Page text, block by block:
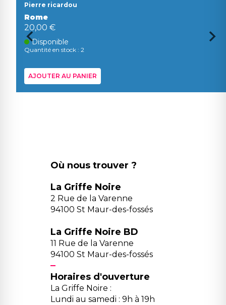
Pierre ricardou
Rome
20,00 €
Disponible
Quantité en stock : 2
AJOUTER AU PANIER
Où nous trouver ?
La Griffe Noire
2 Rue de la Varenne
94100 St Maur-des-fossés
La Griffe Noire BD
11 Rue de la Varenne
94100 St Maur-des-fossés
Horaires d'ouverture
La Griffe Noire :
Lundi au samedi : 9h à 19h